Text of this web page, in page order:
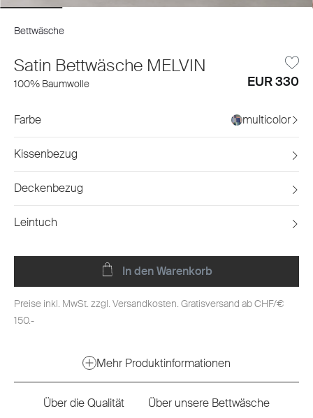
Bettwäsche
Satin Bettwäsche MELVIN
100% Baumwolle EUR 330
Farbe multicolor
Kissenbezug
Deckenbezug
Leintuch
In den Warenkorb
Preise inkl. MwSt. zzgl. Versandkosten. Gratisversand ab CHF/€
150.-
Mehr Produktinformationen
Über die Qualität Über unsere Bettwäsche